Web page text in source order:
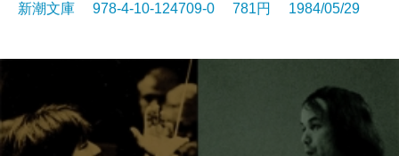
新潮文庫 978-4-10-124709-0 781円 1984/05/29